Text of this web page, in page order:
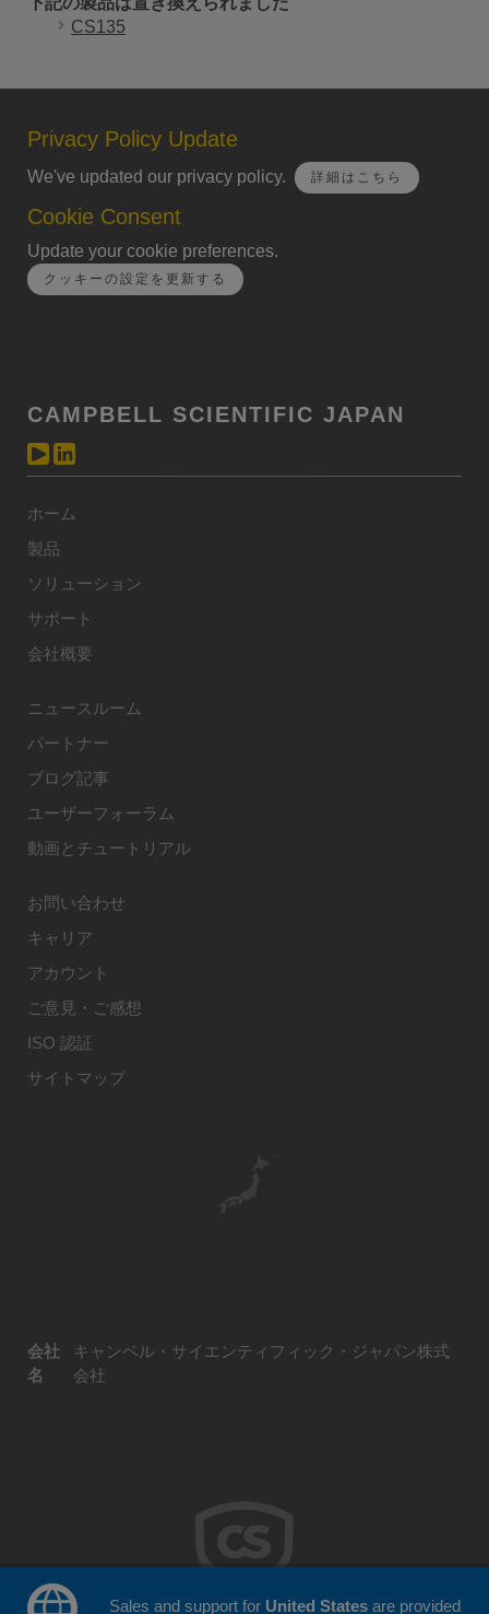
CS135
Privacy Policy Update
We've updated our privacy policy. 詳細はこちら
Cookie Consent
Update your cookie preferences.
クッキーの設定を更新する
CAMPBELL SCIENTIFIC JAPAN
ホーム
製品
ソリューション
サポート
会社概要
ニュースルーム
パートナー
ブログ記事
ユーザーフォーラム
動画とチュートリアル
お問い合わせ
キャリア
アカウント
ご意見・ご感想
ISO 認証
サイトマップ
会社
名
キャンベル・サイエンティフィック・ジャパン株式
会社
Sales and support for United Statesare provided